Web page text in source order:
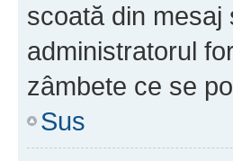
scoată din mesaj
administratorul
zâmbete ce se
Sus